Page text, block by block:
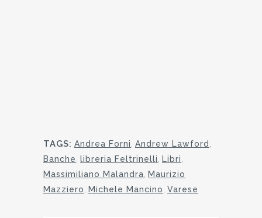
TAGS: Andrea Forni, Andrew Lawford ,
Banche, libreria Feltrinelli, Libri,
Massimiliano Malandra, Maurizio
Mazziero, Michele Mancino, Varese